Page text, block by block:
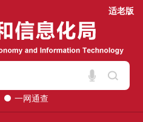
适老版
一网通查